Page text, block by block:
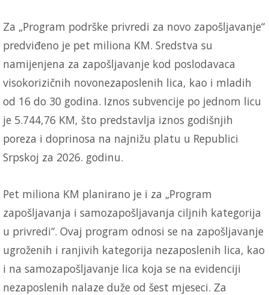
Za „Program podrške privredi za novo zapošljavanje“
predviđeno je pet miliona KM. Sredstva su
namijenjena za zapošljavanje kod poslodavaca
visokorizičnih novonezaposlenih lica, kao i mladih
od 16 do 30 godina. Iznos subvencije po jednom licu
je 5.744,76 KM, što predstavlja iznos godišnjih
poreza i doprinosa na najnižu platu u Republici
Srpskoj za 2026. godinu.
Pet miliona KM planirano je i za „Program
zapošljavanja i samozapošljavanja ciljnih kategorija
u privredi“. Ovaj program odnosi se na zapošljavanje
ugroženih i ranjivih kategorija nezaposlenih lica, kao
i na samozapošljavanje lica koja se na evidenciji
nezaposlenih nalaze duže od šest mjeseci. Za